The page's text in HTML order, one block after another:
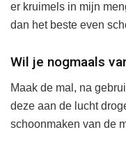
er kruimels in mijn
dan het beste even
Wil je nogmaals
Maak de mal, na
deze aan de lucht
schoonmaken van de